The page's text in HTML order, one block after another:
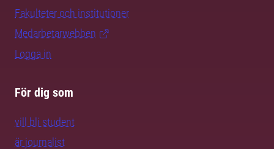
Fakulteter och institutioner
Medarbetarwebben
Logga in
För dig som
vill bli student
är journalist